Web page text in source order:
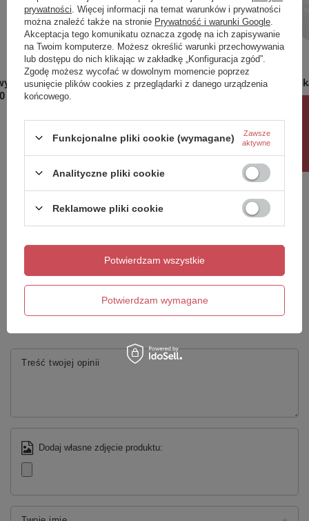
dla
Lustro Iris 80X60
699,00 zł
Potrzebujesz pomocy? Masz pytania?
Zadaj pytanie a my odpowiemy niezwłocznie,
dla innych.
Zadaj pytanie
Napisz swoją opinię
Twoja ocena:
5/5
Treść twojej opinii
Dodaj własne zdjęcie produktu:
prywatności . Więcej informacji na temat warunków i prywatności
można znaleźć także na stronie Prywatność i warunki Google
Akceptacja tego komunikatu oznacza zgodę na ich zapisywanie
na Twoim komputerze. Możesz określić warunki przechowywania
lub dostępu do nich klikając w zakładkę „Konfiguracja zgód”.
Zgodę możesz wycofać w dowolnym momencie poprzez
usunięcie plików cookies z przeglądarki z danego urządzenia
końcowego.
Funkcjonalne pliki cookie (wymagane)
Zawsze
aktywne
Analityczne pliki cookie
Reklamowe pliki cookie
Potwierdzam wymagane
Potwierdzam wszystkie